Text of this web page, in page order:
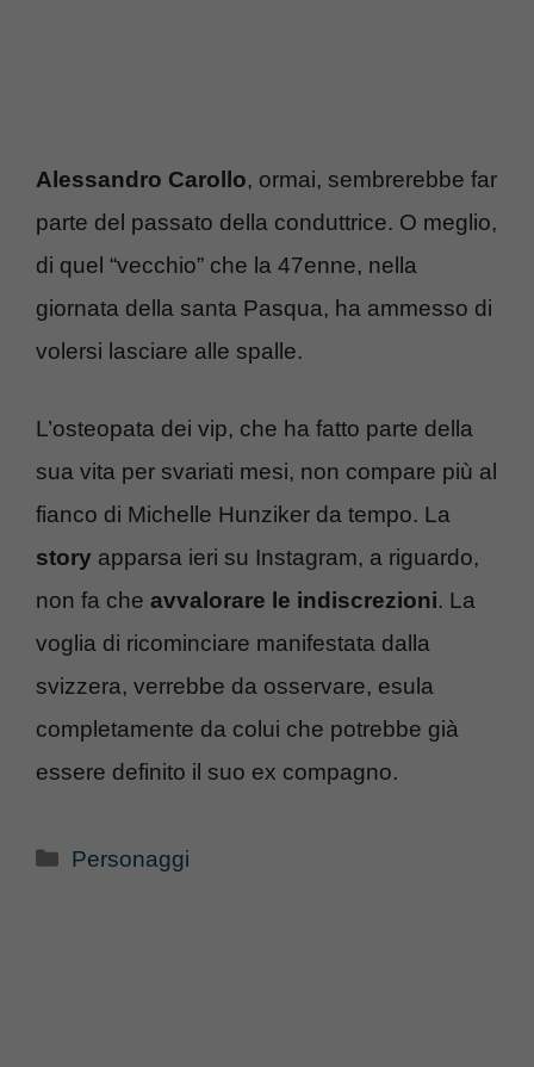
Alessandro Carollo, ormai, sembrerebbe far
parte del passato della conduttrice. O meglio,
di quel “vecchio” che la 47enne, nella
giornata della santa Pasqua, ha ammesso di
volersi lasciare alle spalle.
L’osteopata dei vip, che ha fatto parte della
sua vita per svariati mesi, non compare più al
fianco di Michelle Hunziker da tempo. La
story apparsa ieri su Instagram, a riguardo,
non fa che avvalorare le indiscrezioni. La
voglia di ricominciare manifestata dalla
svizzera, verrebbe da osservare, esula
completamente da colui che potrebbe già
essere definito il suo ex compagno.
Categorie
Personaggi